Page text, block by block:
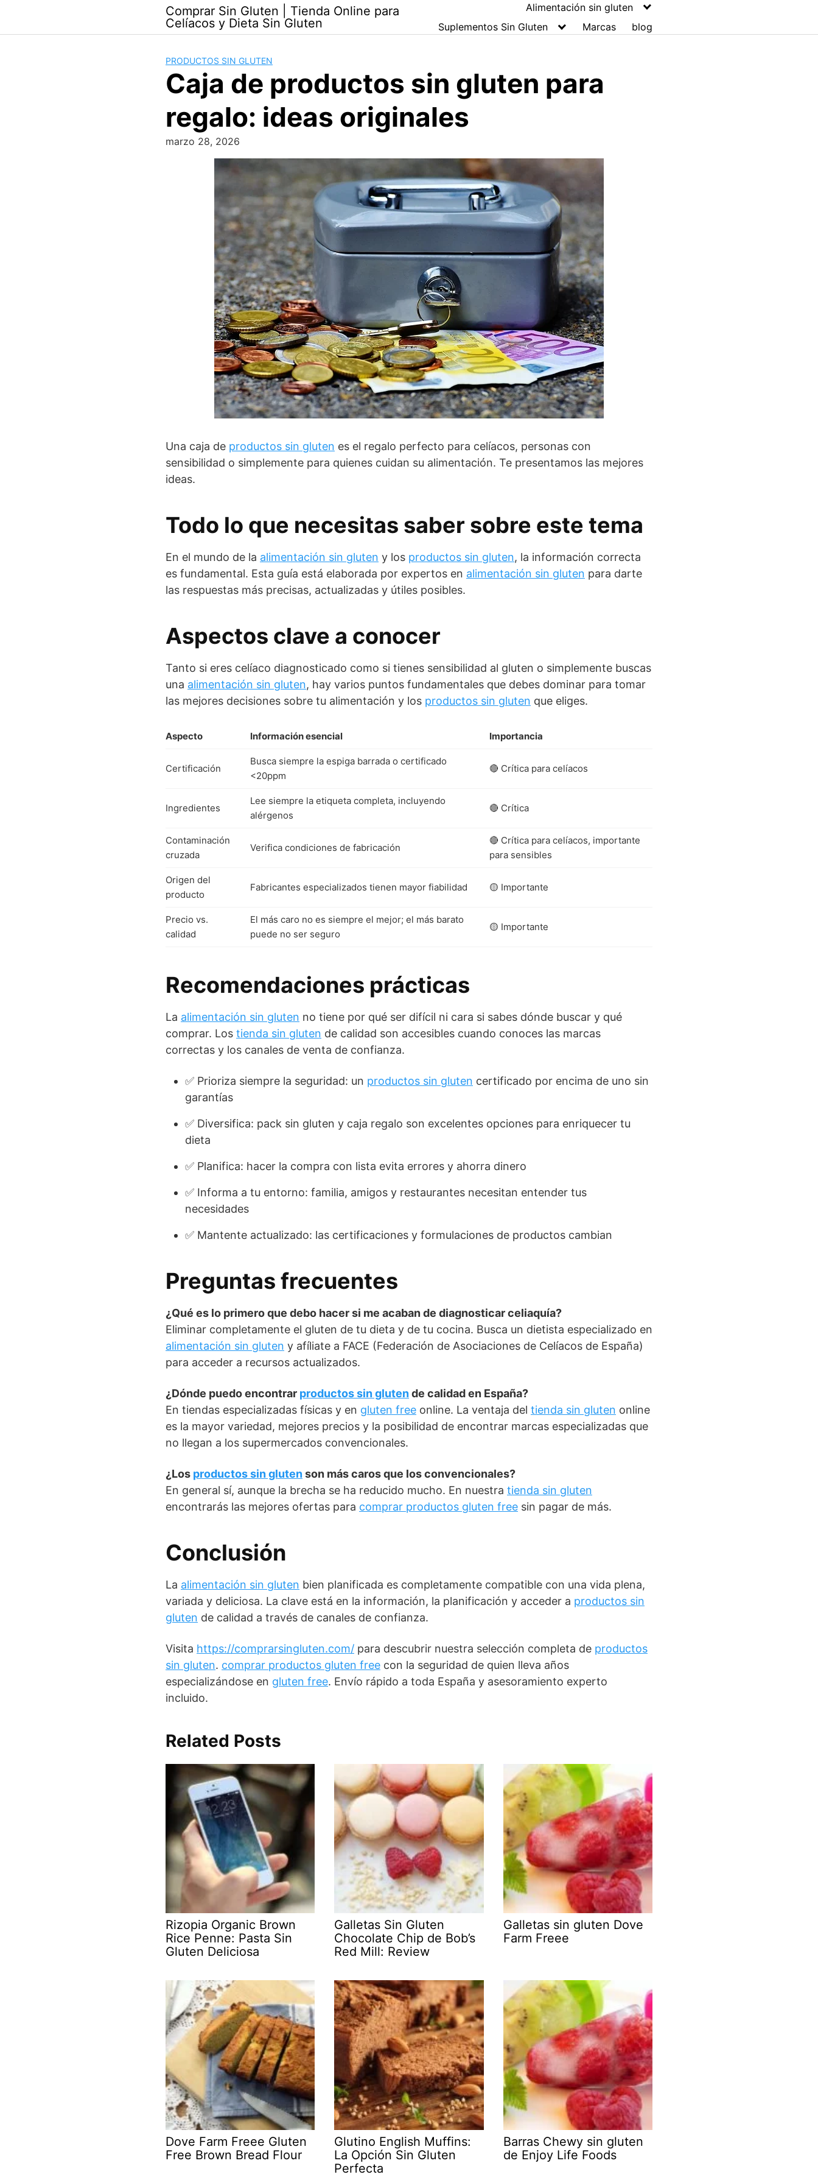
content
Comprar Sin Gluten | Tienda Online para
Celíacos y Dieta Sin Gluten
Alimentación sin gluten
Suplementos Sin Gluten
Marcas blog
PRODUCTOS SIN GLUTEN
Caja de productos sin gluten para
regalo: ideas originales
marzo 28, 2026
Una caja de productos sin gluten es el regalo perfecto para celíacos, personas con
sensibilidad o simplemente para quienes cuidan su alimentación. Te presentamos las mejores
ideas.
Todo lo que necesitas saber sobre este tema
En el mundo de la alimentación sin gluten y los productos sin gluten, la información correcta
es fundamental. Esta guía está elaborada por expertos en alimentación sin gluten para darte
las respuestas más precisas, actualizadas y útiles posibles.
Aspectos clave a conocer
Tanto si eres celíaco diagnosticado como si tienes sensibilidad al gluten o simplemente buscas
una alimentación sin gluten, hay varios puntos fundamentales que debes dominar para tomar
las mejores decisiones sobre tu alimentación y los productos sin gluten que eliges.
Aspecto Información esencial Importancia
Certificación
Busca siempre la espiga barrada o certificado
<20ppm
🔴 Crítica para celíacos
Ingredientes
Lee siempre la etiqueta completa, incluyendo
alérgenos
🔴 Crítica
Contaminación
cruzada
Verifica condiciones de fabricación
🔴 Crítica para celíacos, importante
para sensibles
Origen del
producto
Fabricantes especializados tienen mayor fiabilidad 🟡 Importante
Precio vs.
calidad
El más caro no es siempre el mejor; el más barato
puede no ser seguro
🟡 Importante
Recomendaciones prácticas
La alimentación sin gluten no tiene por qué ser difícil ni cara si sabes dónde buscar y qué
comprar. Los tienda sin gluten de calidad son accesibles cuando conoces las marcas
correctas y los canales de venta de confianza.
✅ Prioriza siempre la seguridad: un productos sin gluten certificado por encima de uno sin
garantías
✅ Diversifica: pack sin gluten y caja regalo son excelentes opciones para enriquecer tu
dieta
✅ Planifica: hacer la compra con lista evita errores y ahorra dinero
✅ Informa a tu entorno: familia, amigos y restaurantes necesitan entender tus
necesidades
✅ Mantente actualizado: las certificaciones y formulaciones de productos cambian
Preguntas frecuentes
¿Qué es lo primero que debo hacer si me acaban de diagnosticar celiaquía?
Eliminar completamente el gluten de tu dieta y de tu cocina. Busca un dietista especializado en
alimentación sin gluten y afíliate a FACE (Federación de Asociaciones de Celíacos de España)
para acceder a recursos actualizados.
¿Dónde puedo encontrar productos sin glutende calidad en España?
En tiendas especializadas físicas y en gluten free online. La ventaja del tienda sin gluten online
es la mayor variedad, mejores precios y la posibilidad de encontrar marcas especializadas que
no llegan a los supermercados convencionales.
¿Los productos sin glutenson más caros que los convencionales?
En general sí, aunque la brecha se ha reducido mucho. En nuestra tienda sin gluten
encontrarás las mejores ofertas para comprar productos gluten free sin pagar de más.
Conclusión
La alimentación sin gluten bien planificada es completamente compatible con una vida plena,
variada y deliciosa. La clave está en la información, la planificación y acceder a productos sin
gluten de calidad a través de canales de confianza.
Visita https://comprarsingluten.com/ para descubrir nuestra selección completa de productos
sin gluten. comprar productos gluten free con la seguridad de quien lleva años
especializándose en gluten free. Envío rápido a toda España y asesoramiento experto
incluido.
Related Posts
Rizopia Organic Brown
Rice Penne: Pasta Sin
Gluten Deliciosa
Galletas Sin Gluten
Chocolate Chip de Bob’s
Red Mill: Review
Galletas sin gluten Dove
Farm Freee
Dove Farm Freee Gluten
Free Brown Bread Flour
Glutino English Muffins:
La Opción Sin Gluten
Perfecta
Barras Chewy sin gluten
de Enjoy Life Foods